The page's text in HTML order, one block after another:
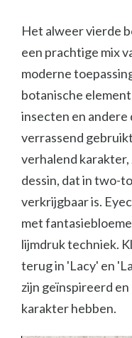
Het alweer vierde
een prachtige mix
moderne
botanische
insecten en andere
verrassend
verhalend karakter,
dessin, dat in two-
verkrijgbaar is.
met
lijmdruk techniek.
terug in 'Lacy' en
zijn geïnspireerd
karakter hebben.